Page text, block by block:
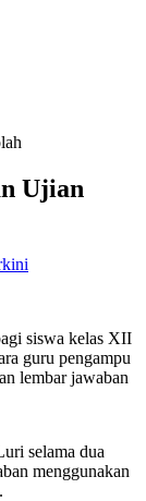
Ujian
siswa kelas XII
guru pengampu
lembar jawaban
selama dua
menggunakan